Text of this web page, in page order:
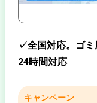
✓全国対応。ゴミ
24時間対応
キャンペーン